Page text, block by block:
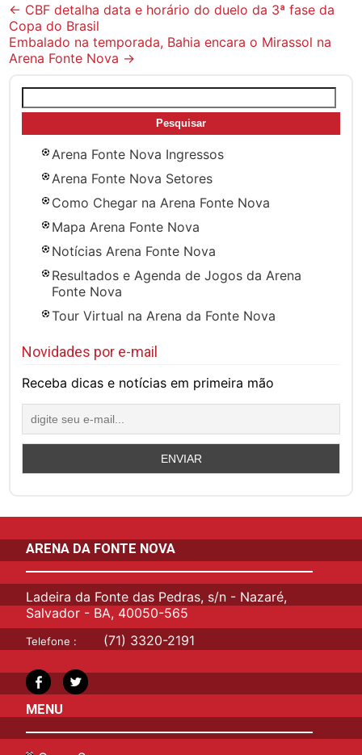
Post
navigation
← CBF detalha data e horário do duelo da 3ª fase da
Copa do Brasil
Embalado na temporada, Bahia encara o Mirassol na
Arena Fonte Nova →
por:
Arena Fonte Nova Ingressos
Arena Fonte Nova Setores
Como Chegar na Arena Fonte Nova
Mapa Arena Fonte Nova
Notícias Arena Fonte Nova
Resultados e Agenda de Jogos da Arena
Fonte Nova
Tour Virtual na Arena da Fonte Nova
Novidades por e-mail
Receba dicas e notícias em primeira mão
ARENA DA FONTE NOVA
Ladeira da Fonte das Pedras, s/n - Nazaré,
Salvador - BA, 40050-565
Telefone : (71) 3320-2191
MENU